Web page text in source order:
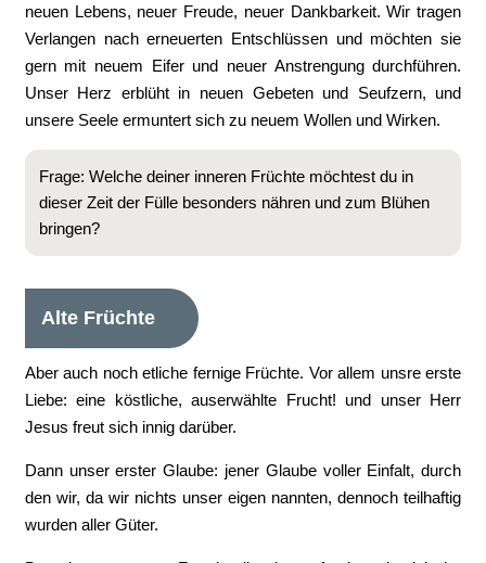
neuen Lebens, neuer Freude, neuer Dankbarkeit. Wir tragen
Verlangen nach erneuerten Entschlüssen und möchten sie
gern mit neuem Eifer und neuer Anstrengung durchführen.
Unser Herz erblüht in neuen Gebeten und Seufzern, und
unsere Seele ermuntert sich zu neuem Wollen und Wirken.
Frage: Welche deiner inneren Früchte möchtest du in
dieser Zeit der Fülle besonders nähren und zum Blühen
bringen?
Alte Früchte
Aber auch noch etliche fernige Früchte. Vor allem unsre erste
Liebe: eine köstliche, auserwählte Frucht! und unser Herr
Jesus freut sich innig darüber.
Dann unser erster Glaube: jener Glaube voller Einfalt, durch
den wir, da wir nichts unser eigen nannten, dennoch teilhaftig
wurden aller Güter.